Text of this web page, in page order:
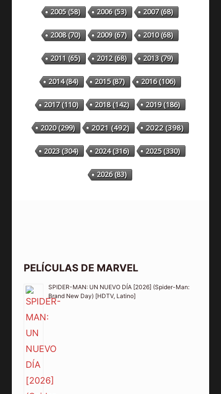
2005(58) 2006(53) 2007(68)
2008(70) 2009(67) 2010(68)
2011 (65) 2012(68) 2013(79)
2014(84) 2015(87) 2016(106)
2017(110) 2018(142) 2019(186)
2020(299) 2021(492) 2022(398)
2023(304) 2024(316) 2025(330)
2026(83)
PELÍCULAS DE MARVEL
SPIDER-MAN: UN NUEVO DÍA [2026] (Spider-Man:
Brand New Day) [HDTV, Latino]